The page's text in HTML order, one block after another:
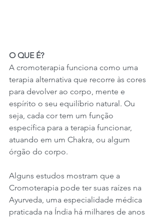
O QUE É?
A cromoterapia funciona como uma
terapia alternativa que recorre às cores
para devolver ao corpo, mente e
espírito o seu equilíbrio natural. Ou
seja, cada cor tem um função
específica para a terapia funcionar,
atuando em um Chakra, ou algum
órgão do corpo.
Alguns estudos mostram que a
Cromoterapia pode ter suas raízes na
Ayurveda, uma especialidade médica
praticada na Índia há milhares de anos